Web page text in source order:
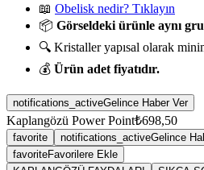
📖 Obelisk nedir? Tıklayın
📦 Görseldeki ürünle aynı
🔍 Kristaller yapısal olarak
💰 Ürün adet fiyatıdır.
notifications_activeGelince Haber Ver
Kaplangözü Power Point₺698,50
favorite notifications_activeGelince
favoriteFavorilere Ekle